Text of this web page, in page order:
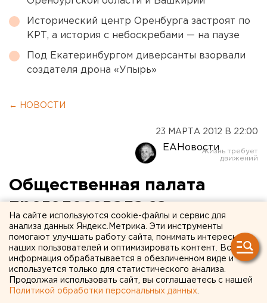
Исторический центр Оренбурга застроят по
КРТ, а история с небоскребами — на паузе
Под Екатеринбургом диверсанты взорвали
создателя дрона «Упырь»
← НОВОСТИ
23 МАРТА 2012 В 22:00
ЕАНовости
Общественная палата
проголосовала за
реконструкцию «Пассажа»
Расширенное заседание палаты продолжалось
более четырех часов. В нем приняли участие
сторонники и противники реконструкции
«Пассажа», члены палаты, застройщики,
На сайте используются cookie-файлы и сервис для
анализа данных Яндекс.Метрика. Эти инструменты
помогают улучшать работу сайта, понимать интересы
наших пользователей и оптимизировать контент. Вся
информация обрабатывается в обезличенном виде и
используется только для статистического анализа.
Продолжая использовать сайт, вы соглашаетесь с нашей
Политикой обработки персональных данных